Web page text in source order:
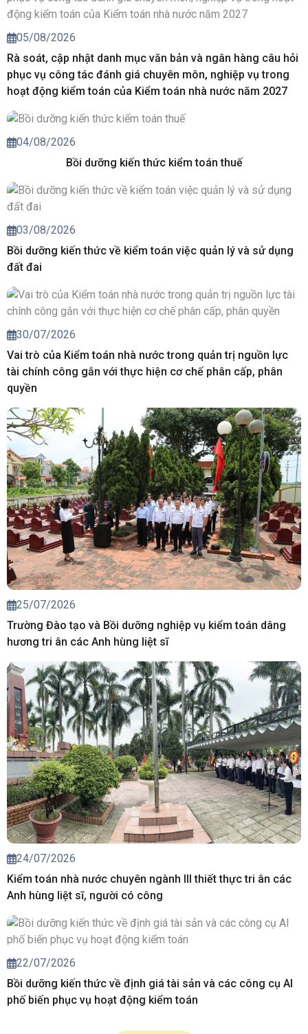
05/08/2026
Rà soát, cập nhật danh mục văn bản và ngân hàng câu hỏi
phục vụ công tác đánh giá chuyên môn, nghiệp vụ trong
hoạt động kiểm toán của Kiểm toán nhà nước năm 2027
04/08/2026
Bồi dưỡng kiến thức kiểm toán thuế
03/08/2026
Bồi dưỡng kiến thức về kiểm toán việc quản lý và sử dụng
đất đai
30/07/2026
Vai trò của Kiểm toán nhà nước trong quản trị nguồn lực
tài chính công gắn với thực hiện cơ chế phân cấp, phân
quyền
25/07/2026
Trường Đào tạo và Bồi dưỡng nghiệp vụ kiểm toán dâng
hương tri ân các Anh hùng liệt sĩ
24/07/2026
Kiểm toán nhà nước chuyên ngành III thiết thực tri ân các
Anh hùng liệt sĩ, người có công
22/07/2026
Bồi dưỡng kiến thức về định giá tài sản và các công cụ AI
phố biến phục vụ hoạt động kiểm toán